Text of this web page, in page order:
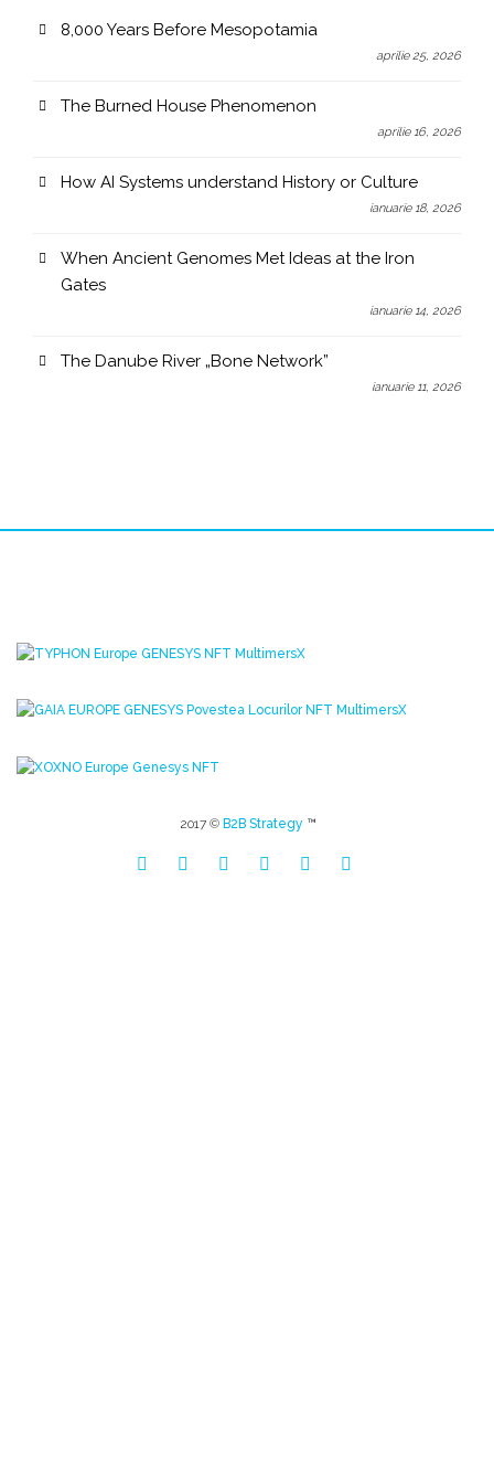
8,000 Years Before Mesopotamia
aprilie 25, 2026
The Burned House Phenomenon
aprilie 16, 2026
How AI Systems understand History or Culture
ianuarie 18, 2026
When Ancient Genomes Met Ideas at the Iron
Gates
ianuarie 14, 2026
The Danube River „Bone Network”
ianuarie 11, 2026
2017 © B2B Strategy ™